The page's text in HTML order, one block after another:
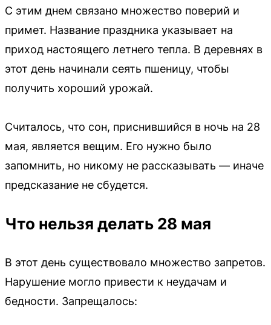
С этим днем связано множество поверий и
примет. Название праздника указывает на
приход настоящего летнего тепла. В деревнях в
этот день начинали сеять пшеницу, чтобы
получить хороший урожай.
Считалось, что сон, приснившийся в ночь на 28
мая, является вещим. Его нужно было
запомнить, но никому не рассказывать — иначе
предсказание не сбудется.
Что нельзя делать 28 мая
В этот день существовало множество запретов.
Нарушение могло привести к неудачам и
бедности. Запрещалось: